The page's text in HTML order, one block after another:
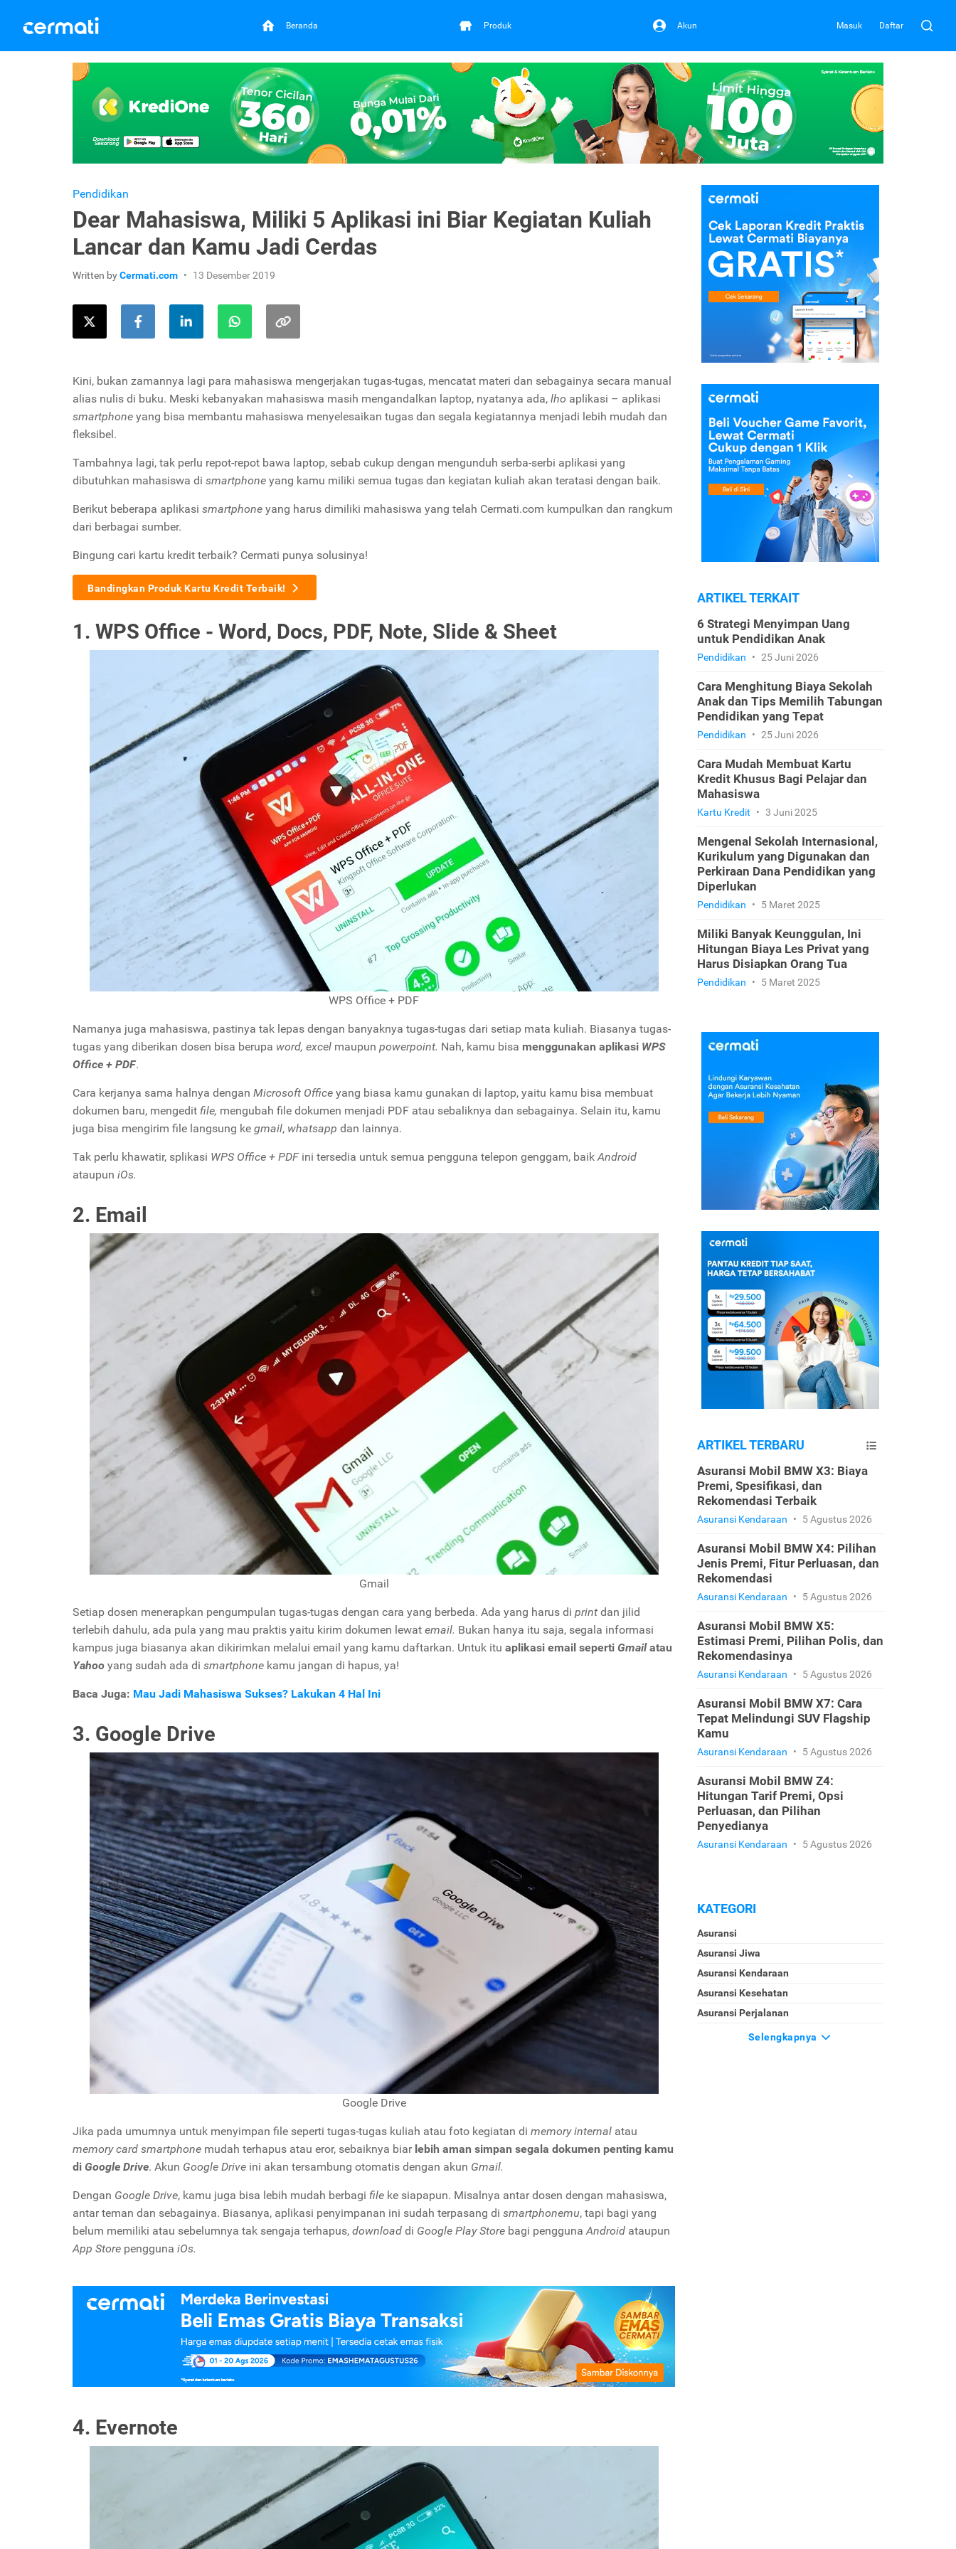
Beranda Produk Akun Masuk Daftar
Pendidikan
Dear Mahasiswa, Miliki 5 Aplikasi ini Biar Kegiatan Kuliah
Lancar dan Kamu Jadi Cerdas
Written byCermati.com 13 Desember 2019
Kini, bukan zamannya lagi para mahasiswa mengerjakan tugas-tugas, mencatat materi dan sebagainya secara manual
alias nulis di buku. Meski kebanyakan mahasiswa masih mengandalkan laptop, nyatanya ada, lho aplikasi – aplikasi
smartphone yang bisa membantu mahasiswa menyelesaikan tugas dan segala kegiatannya menjadi lebih mudah dan
fleksibel.
Tambahnya lagi, tak perlu repot-repot bawa laptop, sebab cukup dengan mengunduh serba-serbi aplikasi yang
dibutuhkan mahasiswa di smartphone yang kamu miliki semua tugas dan kegiatan kuliah akan teratasi dengan baik.
Berikut beberapa aplikasi smartphone yang harus dimiliki mahasiswa yang telah Cermati.com kumpulkan dan rangkum
dari berbagai sumber.
Bingung cari kartu kredit terbaik? Cermati punya solusinya!
Bandingkan Produk Kartu Kredit Terbaik!
1. WPS Office - Word, Docs, PDF, Note, Slide & Sheet
WPS Office + PDF
Namanya juga mahasiswa, pastinya tak lepas dengan banyaknya tugas-tugas dari setiap mata kuliah. Biasanya tugas-
tugas yang diberikan dosen bisa berupa word, excel maupun powerpoint. Nah, kamu bisa menggunakan aplikasi WPS
Office + PDF.
Cara kerjanya sama halnya dengan Microsoft Office yang biasa kamu gunakan di laptop, yaitu kamu bisa membuat
dokumen baru, mengedit file, mengubah file dokumen menjadi PDF atau sebaliknya dan sebagainya. Selain itu, kamu
juga bisa mengirim file langsung ke gmail, whatsapp dan lainnya.
Tak perlu khawatir, splikasi WPS Office + PDFini tersedia untuk semua pengguna telepon genggam, baikAndroid
ataupun iOs.
2. Email
Gmail
Setiap dosen menerapkan pengumpulan tugas-tugas dengan cara yang berbeda. Ada yang harus di print dan jilid
terlebih dahulu, ada pula yang mau praktis yaitu kirim dokumen lewat email. Bukan hanya itu saja, segala informasi
kampus juga biasanya akan dikirimkan melalui email yang kamu daftarkan. Untuk itu aplikasi email seperti Gmailatau
Yahoo yang sudah ada di smartphone kamu jangan di hapus, ya!
Baca Juga: Mau Jadi Mahasiswa Sukses? Lakukan 4 Hal Ini
3. Google Drive
Google Drive
Jika pada umumnya untuk menyimpan file seperti tugas-tugas kuliah atau foto kegiatan di memory internal atau
memory card smartphone mudah terhapus atau eror, sebaiknya biar lebih aman simpan segala dokumen penting kamu
di Google Drive. Akun Google Drive ini akan tersambung otomatis dengan akun Gmail.
Dengan Google Drive, kamu juga bisa lebih mudah berbagi file ke siapapun. Misalnya antar dosen dengan mahasiswa,
antar teman dan sebagainya. Biasanya, aplikasi penyimpanan ini sudah terpasang di smartphonemu, tapi bagi yang
belum memiliki atau sebelumnya tak sengaja terhapus, download di Google Play Store bagi penggunaAndroid ataupun
App Store pengguna iOs.
4. Evernote
ARTIKEL TERKAIT
6 Strategi Menyimpan Uang
untuk Pendidikan Anak
Pendidikan • 25 Juni 2026
Cara Menghitung Biaya Sekolah
Anak dan Tips Memilih Tabungan
Pendidikan yang Tepat
Pendidikan • 25 Juni 2026
Cara Mudah Membuat Kartu
Kredit Khusus Bagi Pelajar dan
Mahasiswa
Kartu Kredit • 3 Juni 2025
Mengenal Sekolah Internasional,
Kurikulum yang Digunakan dan
Perkiraan Dana Pendidikan yang
Diperlukan
Pendidikan • 5 Maret 2025
Miliki Banyak Keunggulan, Ini
Hitungan Biaya Les Privat yang
Harus Disiapkan Orang Tua
Pendidikan • 5 Maret 2025
ARTIKEL TERBARU
Asuransi Mobil BMW X3: Biaya
Premi, Spesifikasi, dan
Rekomendasi Terbaik
Asuransi Kendaraan • 5 Agustus 2026
Asuransi Mobil BMW X4: Pilihan
Jenis Premi, Fitur Perluasan, dan
Rekomendasi
Asuransi Kendaraan • 5 Agustus 2026
Asuransi Mobil BMW X5:
Estimasi Premi, Pilihan Polis, dan
Rekomendasinya
Asuransi Kendaraan • 5 Agustus 2026
Asuransi Mobil BMW X7: Cara
Tepat Melindungi SUV Flagship
Kamu
Asuransi Kendaraan • 5 Agustus 2026
Asuransi Mobil BMW Z4:
Hitungan Tarif Premi, Opsi
Perluasan, dan Pilihan
Penyedianya
Asuransi Kendaraan • 5 Agustus 2026
KATEGORI
Asuransi
Asuransi Jiwa
Asuransi Kendaraan
Asuransi Kesehatan
Asuransi Perjalanan
Selengkapnya